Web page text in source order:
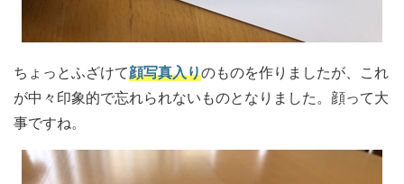
ちょっとふざけて顔写真入りのものを作りましたが、これ
が中々印象的で忘れられないものとなりました。顔って大
事ですね。